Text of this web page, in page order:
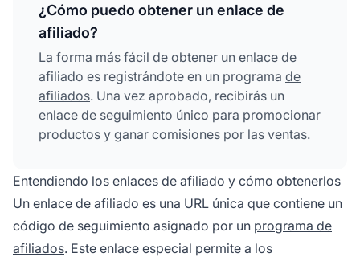
¿Cómo puedo obtener un enlace de
afiliado?
La forma más fácil de obtener un enlace de
afiliado es registrándote en un programa de
afiliados. Una vez aprobado, recibirás un
enlace de seguimiento único para promocionar
productos y ganar comisiones por las ventas.
Entendiendo los enlaces de afiliado y cómo obtenerlos
Un enlace de afiliado es una URL única que contiene un
código de seguimiento asignado por un programa de
afiliados. Este enlace especial permite a los